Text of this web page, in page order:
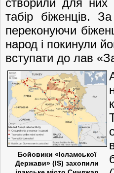
створили для них
табір біженців.
переконуючи
народ і покинули
вступати до лав
Бойовики «Ісламської
Держави» (IS) захопили